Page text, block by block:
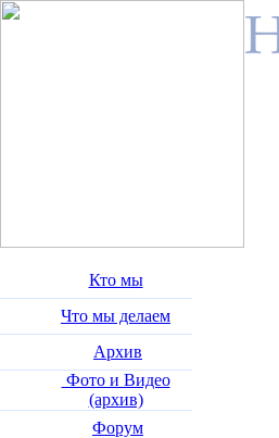
Кто мы
Что мы делаем
Архив
Фото и Видео
(архив)
Форум